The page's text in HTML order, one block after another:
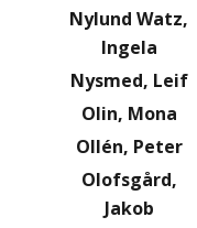
Nylund Watz,
Ingela
Nysmed, Leif
Olin, Mona
Ollén, Peter
Olofsgård,
Jakob